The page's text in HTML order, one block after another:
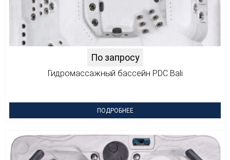
По запросу
Гидромассажный бассейн PDC Bali
ПОДРОБНЕЕ